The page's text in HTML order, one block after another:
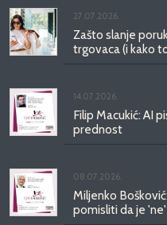
27.07.2026.
Zašto slanje
trgovaca (i kako
14.07.2026.
Filip Macukić: AI
prednost
08.07.2026.
Miljenko
pomisliti da je